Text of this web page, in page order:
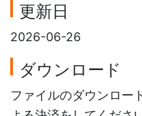
更新日
2026-06-26
ダウンロード
ファイルのダウンロー